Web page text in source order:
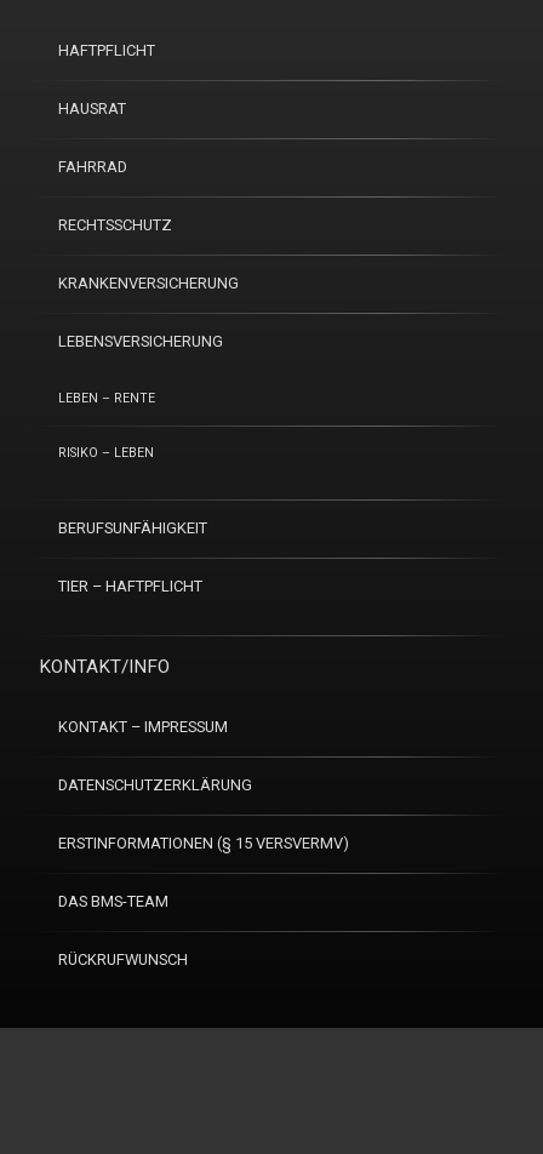
HAFTPFLICHT
HAUSRAT
FAHRRAD
RECHTSSCHUTZ
KRANKENVERSICHERUNG
LEBENSVERSICHERUNG
LEBEN – RENTE
RISIKO – LEBEN
BERUFSUNFÄHIGKEIT
TIER – HAFTPFLICHT
KONTAKT/INFO
KONTAKT – IMPRESSUM
DATENSCHUTZERKLÄRUNG
ERSTINFORMATIONEN (§ 15 VERSVERMV)
DAS BMS-TEAM
RÜCKRUFWUNSCH